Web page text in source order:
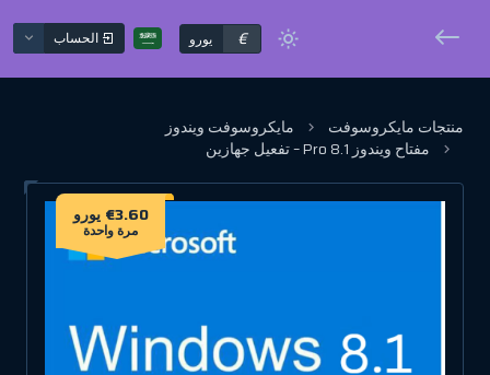
€ يورو الحساب
منتجات مايكروسوفت
مايكروسوفت ويندوز
مفتاح ويندوز 8.1 Pro – تفعيل جهازين
€3.60 يورو
مرة واحدة